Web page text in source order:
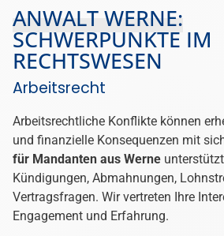
ANWALT WERNE:
SCHWERPUNKTE IM
RECHTSWESEN
Arbeitsrecht
Arbeitsrechtliche Konflikte können
und finanzielle Konsequenzen mit
für Mandanten aus Werne
Kündigungen, Abmahnungen,
Vertragsfragen. Wir vertreten Ihre
Engagement und Erfahrung.